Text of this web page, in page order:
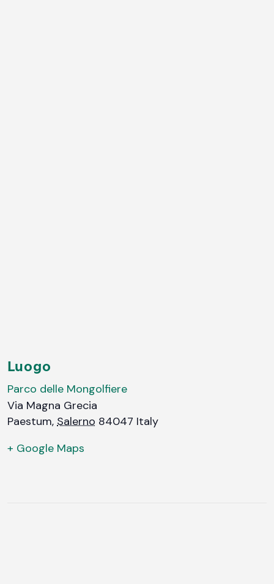
Luogo
Parco delle Mongolfiere
Via Magna Grecia
Paestum, Salerno 84047 Italy
+ Google Maps